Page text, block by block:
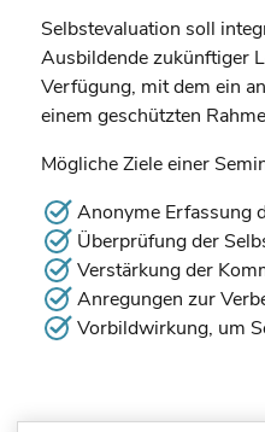
Selbstevaluation soll
Ausbildende zukünftiger
Verfügung, mit dem ein
einem geschützten
Mögliche Ziele einer
Anonyme Erfassung
Überprüfung der
Verstärkung der
Anregungen zur
Vorbildwirkung, um